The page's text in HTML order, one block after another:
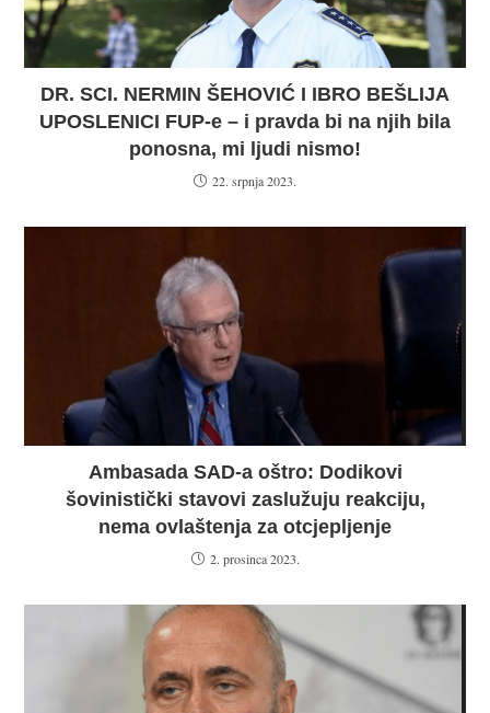
DR. SCI. NERMIN ŠEHOVIĆ I IBRO BEŠLIJA
UPOSLENICI FUP-e – i pravda bi na njih bila
ponosna, mi ljudi nismo!
22. srpnja 2023.
Ambasada SAD-a oštro: Dodikovi
šovinistički stavovi zaslužuju reakciju,
nema ovlaštenja za otcjepljenje
2. prosinca 2023.